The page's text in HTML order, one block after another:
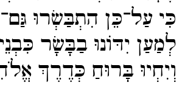
כִּי עַל־​כֵּן הִתְבַּשְׂרוּ
לְמַעַן יִדּוֹנוּ בַבָּשָׂר
וְיִחְיוּ בָּרוּחַ כְּדֶרֶךְ